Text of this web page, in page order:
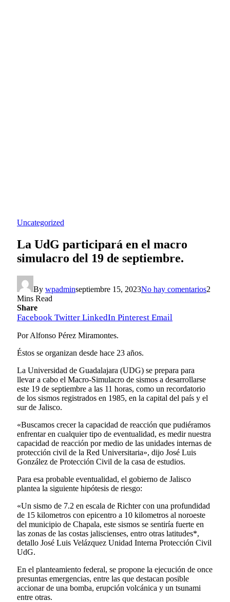
Uncategorized
La UdG participará en el macro
simulacro del 19 de septiembre.
By wpadminseptiembre 15, 2023No hay comentarios2
Mins Read
Share
Facebook Twitter LinkedIn Pinterest Email
Por Alfonso Pérez Miramontes.
Éstos se organizan desde hace 23 años.
La Universidad de Guadalajara (UDG) se prepara para
llevar a cabo el Macro-Simulacro de sismos a desarrollarse
este 19 de septiembre a las 11 horas, como un recordatorio
de los sismos registrados en 1985, en la capital del país y el
sur de Jalisco.
«Buscamos crecer la capacidad de reacción que pudiéramos
enfrentar en cualquier tipo de eventualidad, es medir nuestra
capacidad de reacción por medio de las unidades internas de
protección civil de la Red Universitaria», dijo José Luis
González de Protección Civil de la casa de estudios.
Para esa probable eventualidad, el gobierno de Jalisco
plantea la siguiente hipótesis de riesgo:
«Un sismo de 7.2 en escala de Richter con una profundidad
de 15 kilometros con epicentro a 10 kilometros al noroeste
del municipio de Chapala, este sismos se sentiría fuerte en
las zonas de las costas jaliscienses, entro otras latitudes*,
detallo José Luis Velázquez Unidad Interna Protección Civil
UdG.
En el planteamiento federal, se propone la ejecución de once
presuntas emergencias, entre las que destacan posible
accionar de una bomba, erupción volcánica y un tsunami
entre otras.